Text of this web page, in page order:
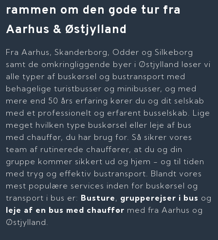
rammen om den gode tur fra
Aarhus & Østjylland
Fra Aarhus, Skanderborg, Odder og Silkeborg
samt de omkringliggende byer i Østjylland løser vi
alle typer af buskørsel og bustransport med
behagelige turistbusser og minibusser, og med
mere end 50 års erfaring kører du og dit selskab
med et professionelt og erfarent busselskab. Lige
meget hvilken type buskørsel eller leje af bus
med chauffør, du har brug for. Så sikrer vores
team af rutinerede chauffører, at du og din
gruppe kommer sikkert ud og hjem - og til tiden
med tryg og effektiv bustransport. Blandt vores
mest populære services inden for buskørsel og
transport i bus er: Busture, grupperejser i bus og
leje af en bus med chauffør med fra Aarhus og
Østjylland.